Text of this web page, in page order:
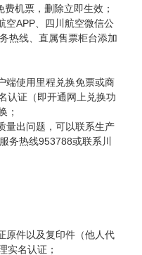
机票，删除立即生效；
APP、四川航空微信公
热线、直属售票柜台添加
使用里程兑换免票或商
认证（即开通网上兑换功
；
出问题，可以联系生产
务热线953788或联系川
件以及复印件（他人代
实名认证；